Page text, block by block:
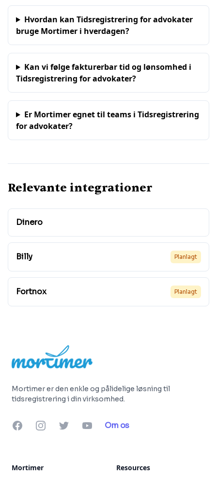
Hvordan kan Tidsregistrering for advokater
bruge Mortimer i hverdagen?
Kan vi følge fakturerbar tid og lønsomhed i
Tidsregistrering for advokater?
Er Mortimer egnet til teams i Tidsregistrering
for advokater?
Relevante integrationer
Dinero
Billy Planlagt
Fortnox Planlagt
Mortimer er den enkle og pålidelige løsning til
tidsregistrering i din virksomhed.
FacebookInstagramTwitterYouTubeOm os
Mortimer Resources